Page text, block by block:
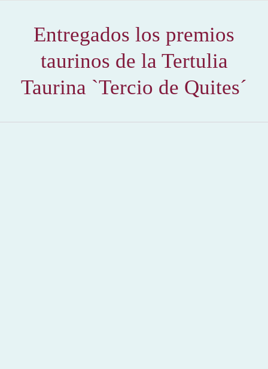
Entregados los premios
taurinos de la Tertulia
Taurina `Tercio de Quites´